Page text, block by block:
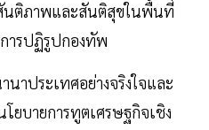
นติภาพและสันติสุขในพื้นที่
ารปฏิรูปกองทัพ
าประเทศอย่างจริงใจและ
ยบายการทูตเศรษฐกิจเชิง